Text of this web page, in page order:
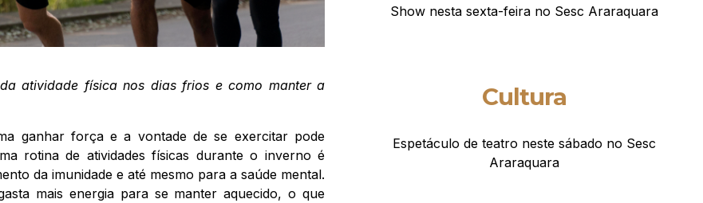
atividade física nos dias frios e como manter a
ganhar força e a vontade de se exercitar pode
rotina de atividades físicas durante o inverno é
da imunidade e até mesmo para a saúde mental.
mais energia para se manter aquecido, o que
Show nesta sexta-feira no Sesc Araraquara
Cultura
Espetáculo de teatro neste sábado no Sesc
Araraquara